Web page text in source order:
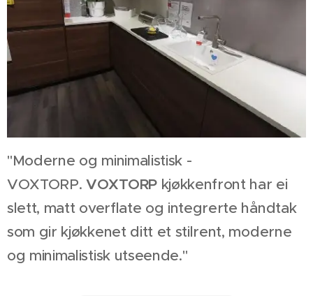
"Moderne og minimalistisk -
VOXTORP.VOXTORPkjøkkenfront har ei
slett, matt overflate og integrerte håndtak
som gir kjøkkenet ditt et stilrent, moderne
og minimalistisk utseende."